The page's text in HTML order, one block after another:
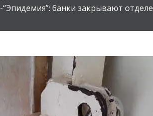
-“Эпидемия”: банки закрывают